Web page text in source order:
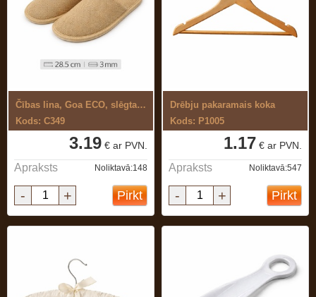
Čības lina, Goa ECO, slēgta tipa, ...
Kods: C349
3.19 € ar PVN.
Apraksts Noliktavā:148
- + Pirkt
Drēbju pakaramais koka
Kods: P1005
1.17 € ar PVN.
Apraksts Noliktavā:547
- + Pirkt